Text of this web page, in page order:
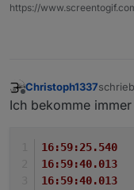
https://
Offline
Christoph1337
zuletzt
Ich bekomme